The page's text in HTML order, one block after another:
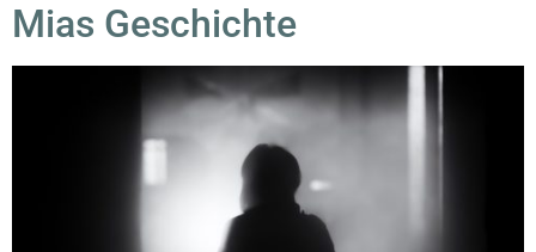
Mias Geschichte